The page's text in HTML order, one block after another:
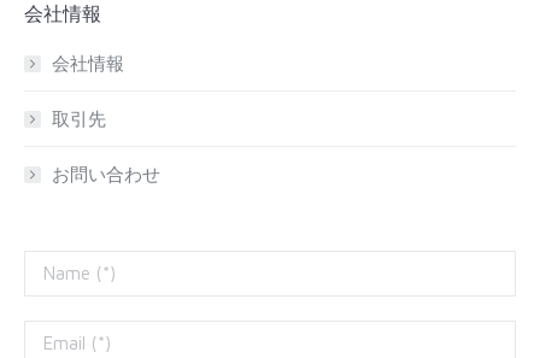
会社情報
会社情報
取引先
お問い合わせ